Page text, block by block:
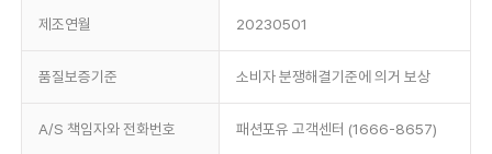
제조연월 20230501
품질보증기준 소비자 분쟁해결기준에 의거 보상
A/S 책임자와 전화번호 패션포유 고객센터 (1666-8657)